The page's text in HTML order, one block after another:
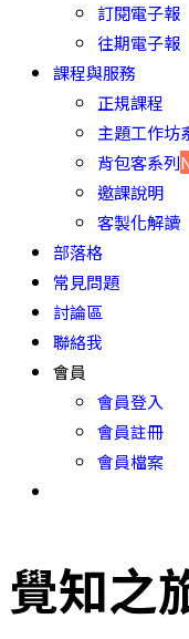
訂閱電子報
往期電子報
課程與服務
正規課程
主題工作坊
背包客系列
邀課說明
客製化解讀
部落格
常見問題
討論區
聯絡我
會員
會員登入
會員註冊
會員檔案
覺知之